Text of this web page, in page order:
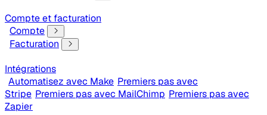
Compte et facturation
Compte
Facturation
Intégrations
Automatisez avec Make Premiers pas avec
Stripe Premiers pas avec MailChimp Premiers pas avec
Zapier